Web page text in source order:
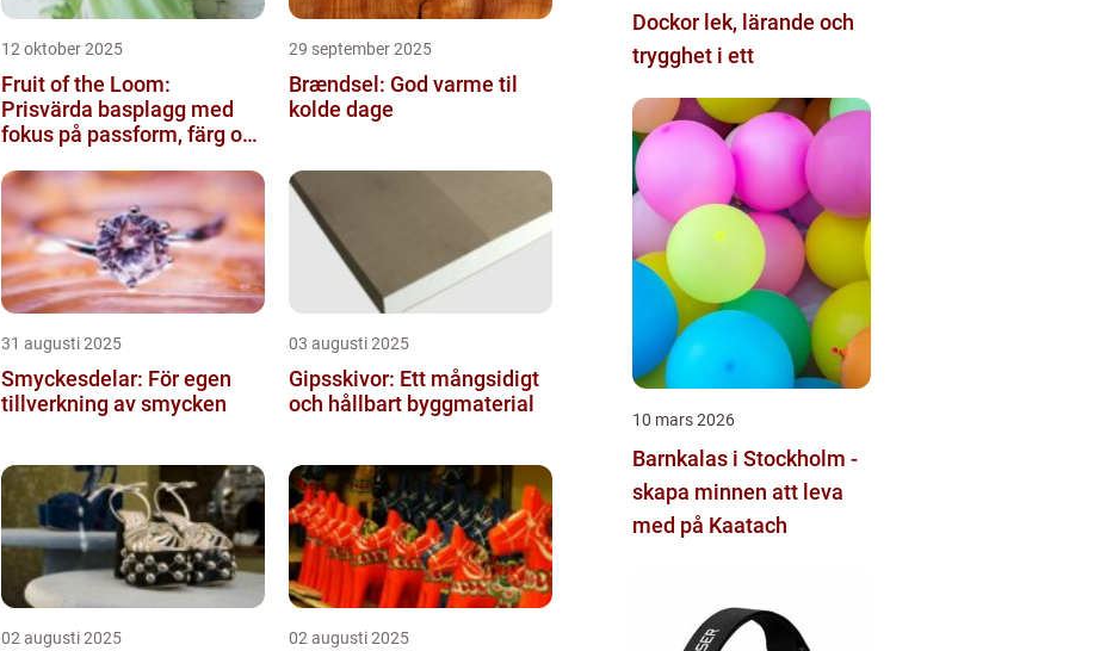
12 oktober 2025
Fruit of the Loom:
Prisvärda basplagg med
fokus på passform, färg och
29 september 2025
Brændsel: God varme til
kolde dage
31 augusti 2025
Smyckesdelar: För egen
tillverkning av smycken
03 augusti 2025
Gipsskivor: Ett mångsidigt
och hållbart byggmaterial
02 augusti 2025 02 augusti 2025
Dockor lek, lärande och
trygghet i ett
10 mars 2026
Barnkalas i Stockholm -
skapa minnen att leva
med på Kaatach